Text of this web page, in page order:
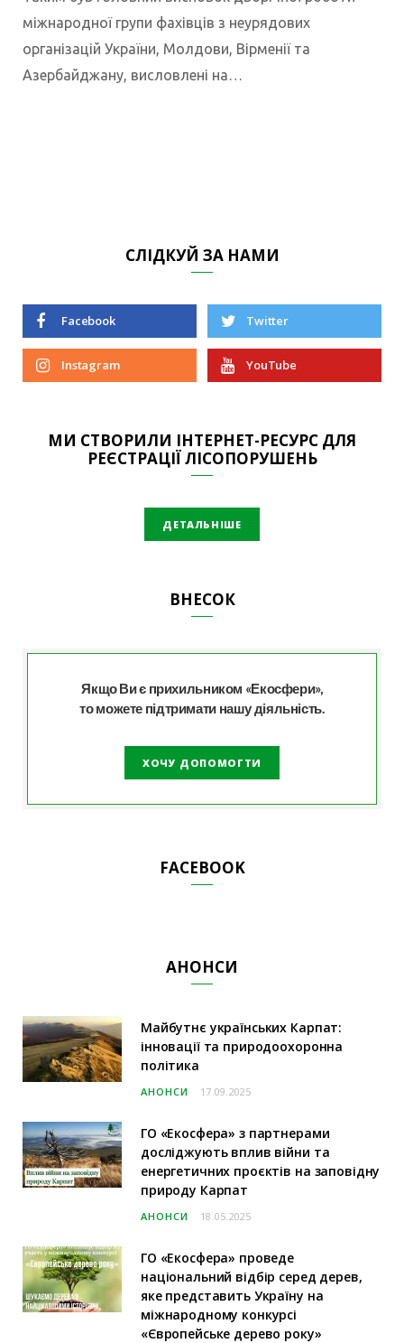
міжнародної групи фахівців з неурядових
організацій України, Молдови, Вірменії та
Азербайджану, висловлені на…
СЛІДКУЙ ЗА НАМИ
Facebook Twitter
Instagram YouTube
МИ СТВОРИЛИ ІНТЕРНЕТ-РЕСУРС ДЛЯ
РЕЄСТРАЦІЇ ЛІСОПОРУШЕНЬ
ДЕТАЛЬНІШЕ
ВНЕСОК
Якщо Ви є прихильником «Екосфери»,
то можете підтримати нашу діяльність.
ХОЧУ ДОПОМОГТИ
FACEBOOK
АНОНСИ
Майбутнє українських Карпат:
інновації та природоохоронна
політика
АНОНСИ 17.09.2025
ГО «Екосфера» з партнерами
досліджують вплив війни та
енергетичних проєктів на заповідну
природу Карпат
АНОНСИ 18.05.2025
ГО «Екосфера» проведе
національний відбір серед дерев,
яке представить Україну на
міжнародному конкурсі
«Європейське дерево року»